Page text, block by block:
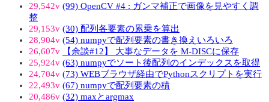
29,542v (99) OpenCV #4 : ガンマ補正で画像を見やすく調
整
29,153v (30) 配列各要素の累乗を算出
28,904v (54) numpyで配列要素の書き換えいろいろ
26,607v
【余談#12】 大事なデータを M-DISCに保存
25,924v (63) numpyでソート後配列のインデックスを取得
24,704v (73) WEBブラウザ経由でPythonスクリプトを実行
22,493v (67) numpyで配列要素の積
20,486v (32) maxとargmax